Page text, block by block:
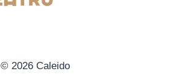
© 2026 Caleido